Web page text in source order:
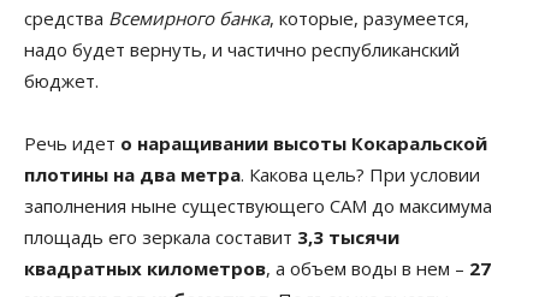
средства Всемирного банка, которые, разумеется,
надо будет вернуть, и частично республиканский
бюджет.
Речь идет о наращивании высоты Кокаральской
плотины на два метра. Какова цель? При условии
заполнения ныне существующего САМ до максимума
площадь его зеркала составит 3,3 тысячи
квадратных километров, а объем воды в нем – 27